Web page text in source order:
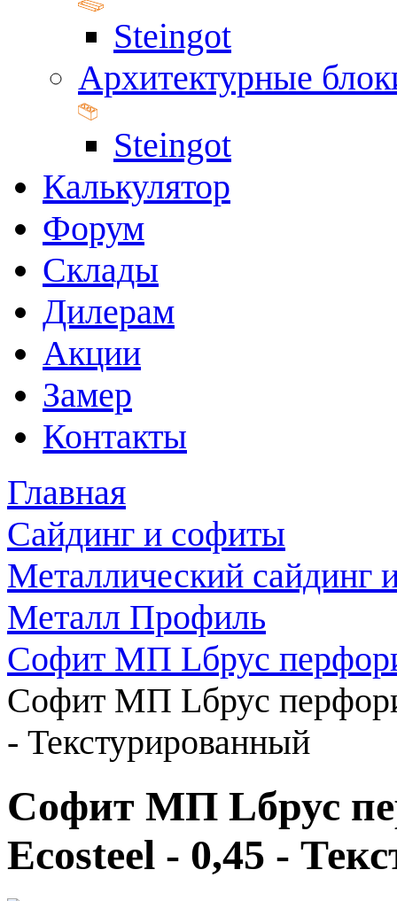
Steingot
Архитектурные
Steingot
Калькулятор
Форум
Склады
Дилерам
Акции
Замер
Контакты
Главная
Сайдинг и софиты
Металлический сайдинг
Металл Профиль
Софит МП Lбрус
Софит МП Lбрус
- Текстурированный
Софит МП Lбрус
Ecosteel - 0,45 -